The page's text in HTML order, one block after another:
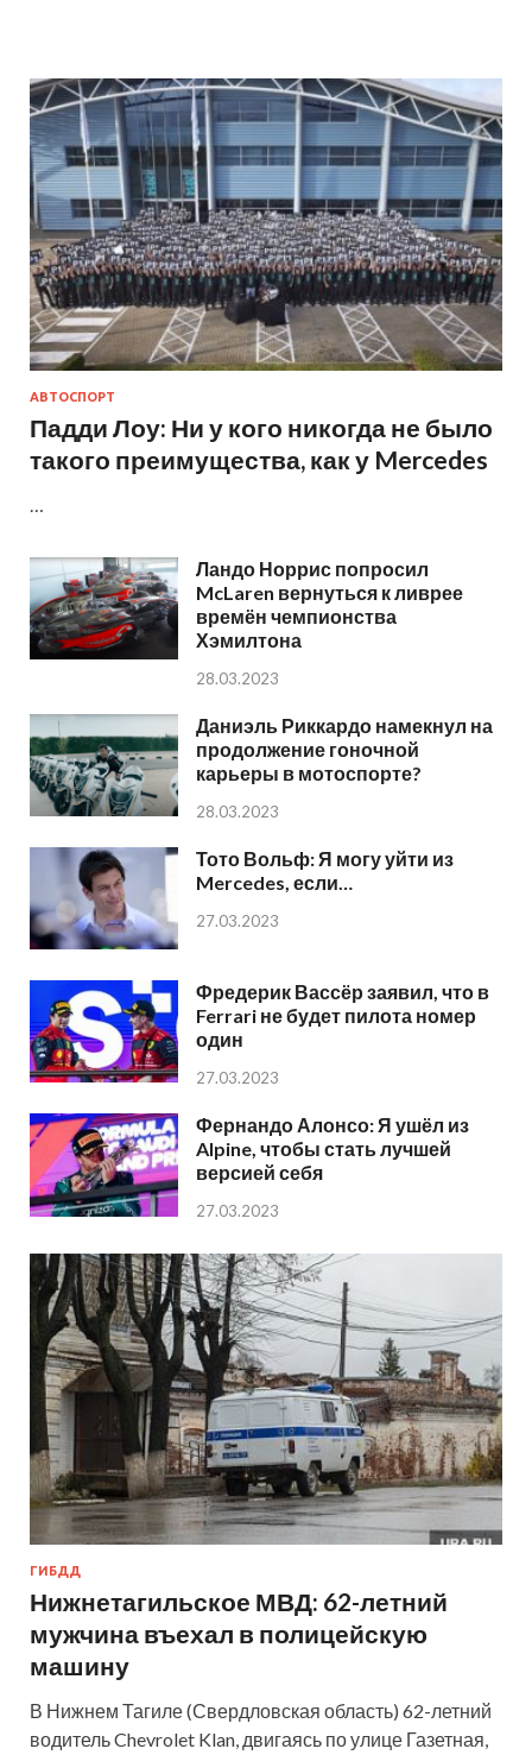
АВТОСПОРТ
Падди Лоу: Ни у кого никогда не было
такого преимущества, как у Mercedes
…
Ландо Норрис попросил
McLaren вернуться к ливрее
времён чемпионства
Хэмилтона
28.03.2023
Даниэль Риккардо намекнул на
продолжение гоночной
карьеры в мотоспорте?
28.03.2023
Тото Вольф: Я могу уйти из
Mercedes, если…
27.03.2023
Фредерик Вассёр заявил, что в
Ferrari не будет пилота номер
один
27.03.2023
Фернандо Алонсо: Я ушёл из
Alpine, чтобы стать лучшей
версией себя
27.03.2023
ГИБДД
Нижнетагильское МВД: 62-летний
мужчина въехал в полицейскую
машину
В Нижнем Тагиле (Свердловская область) 62-летний
водитель Chevrolet Klan, двигаясь по улице Газетная,